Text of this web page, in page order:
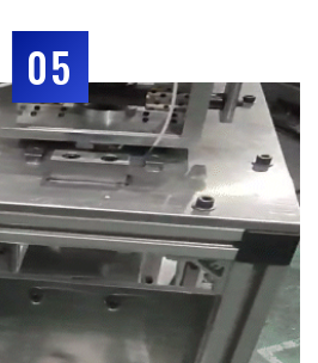
05